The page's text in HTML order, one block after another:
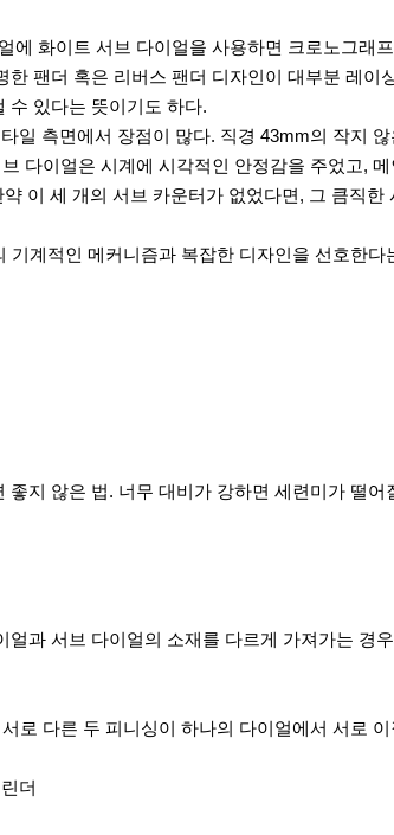
화이트 서브 다이얼을 사용하면 크로노그래
팬더 혹은 리버스 팬더 디자인이 대부분 레이
수 있다는 뜻이기도 하다.
측면에서 장점이 많다. 직경 43mm의 작지
다이얼은 시계에 시각적인 안정감을 주었고,
이 세 개의 서브 카운터가 없었다면, 그 큼직
계적인 메커니즘과 복잡한 디자인을 선호한
지 않은 법. 너무 대비가 강하면 세련미가 떨
과 서브 다이얼의 소재를 다르게 가져가는 경
로 다른 두 피니싱이 하나의 다이얼에서 서로
더